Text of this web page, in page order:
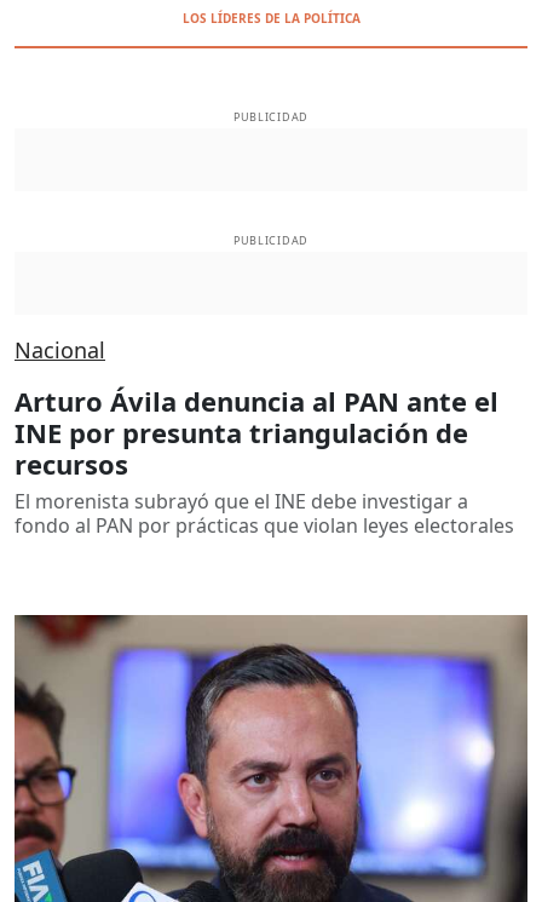
LOS LÍDERES DE LA POLÍTICA
PUBLICIDAD
PUBLICIDAD
Nacional
Arturo Ávila denuncia al PAN ante el
INE por presunta triangulación de
recursos
El morenista subrayó que el INE debe investigar a
fondo al PAN por prácticas que violan leyes electorales